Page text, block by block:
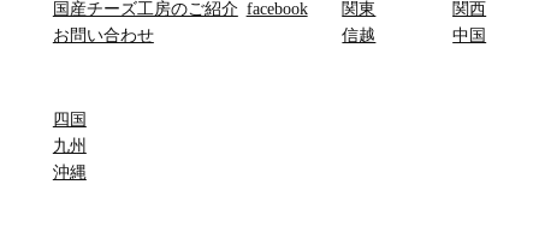
国産チーズ工房のご紹介
お問い合わせ
facebook
関東
信越
関西
中国
四国
九州
沖縄